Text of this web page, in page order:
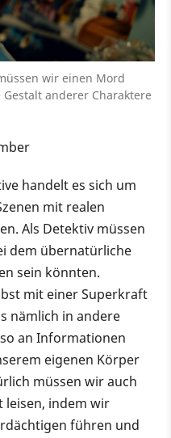
wir einen Mord
anderer Charaktere
handelt es sich um
mit realen
Als Detektiv müssen
dem übernatürliche
sein könnten.
mit einer Superkraft
nämlich in andere
an Informationen
eigenen Körper
müssen wir auch
leisen, indem wir
führen und